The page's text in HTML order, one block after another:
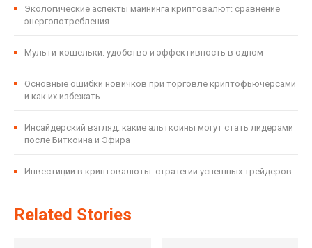
Экологические аспекты майнинга криптовалют: сравнение
энергопотребления
Мульти-кошельки: удобство и эффективность в одном
Основные ошибки новичков при торговле криптофьючерсами
и как их избежать
Инсайдерский взгляд: какие альткоины могут стать лидерами
после Биткоина и Эфира
Инвестиции в криптовалюты: стратегии успешных трейдеров
Related Stories